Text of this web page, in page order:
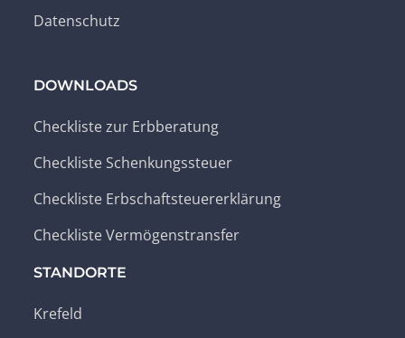
Datenschutz
DOWNLOADS
Checkliste zur Erbberatung
Checkliste Schenkungssteuer
Checkliste Erbschaftsteuererklärung
Checkliste Vermögenstransfer
STANDORTE
Krefeld